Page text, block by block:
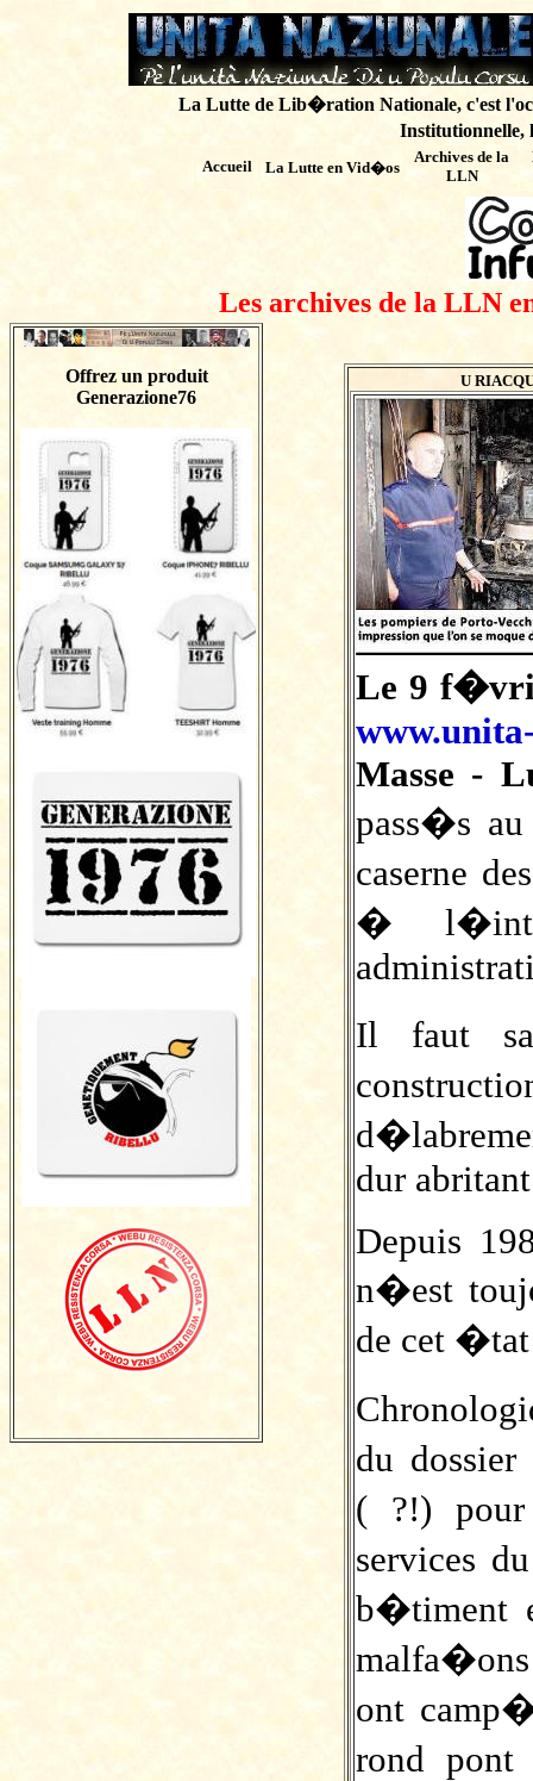
La Lutte de Lib�ration Nationale, c'est
Institutionnelle,
Accueil La Lutte en Vid�os
Archives de la
LLN
Les archives de la LLN
Offrez un produit
Generazione76
U
Le 9
Masse -
pass�s
caserne
�
Il faut
dur
Depuis
n�est
de cet �tat
du
( ?!)
services
b�timent
malfa�ons
ont
rond pont